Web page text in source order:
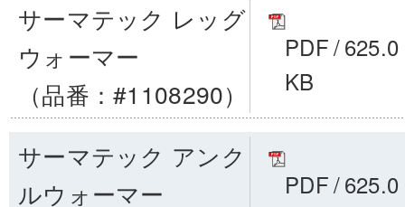
サーマテック レッグ
ウォーマー
（品番：#1108290）
PDF/625.0
KB
サーマテック アンク
ルウォーマー
PDF/625.0